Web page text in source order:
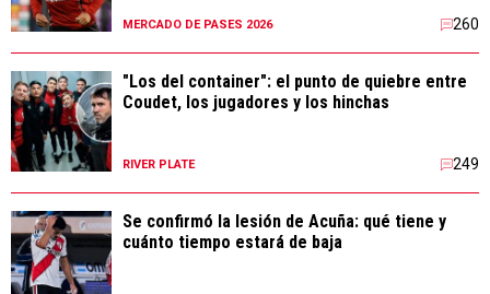
MERCADO DE PASES 2026 260
"Los del container": el punto de quiebre entre
Coudet, los jugadores y los hinchas
RIVER PLATE 249
Se confirmó la lesión de Acuña: qué tiene y
cuánto tiempo estará de baja